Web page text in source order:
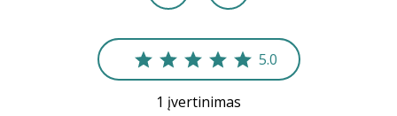
5.0
1 įvertinimas